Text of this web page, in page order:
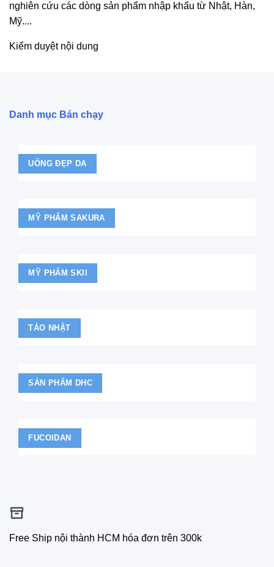
nghiên cứu các dòng sản phẩm nhập khẩu từ Nhật, Hàn,
Mỹ....
Kiểm duyệt nội dung
Danh mục Bán chạy
UỐNG ĐẸP DA
MỸ PHẨM SAKURA
MỸ PHẨM SKII
TẢO NHẬT
SẢN PHẨM DHC
FUCOIDAN
Free Ship nội thành HCM hóa đơn trên 300k